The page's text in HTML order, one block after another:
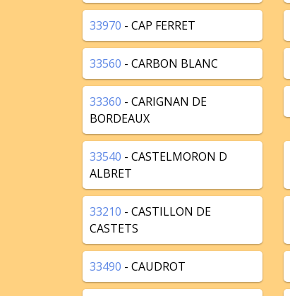
33970 - CAP FERRET
33560 - CARBON BLANC
33360 - CARIGNAN DE
BORDEAUX
33540 - CASTELMORON D
ALBRET
33210 - CASTILLON DE
CASTETS
33490 - CAUDROT